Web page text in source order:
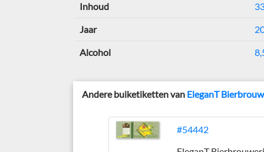
Inhoud
Jaar
Alcohol
Andere buiketiketten van EleganT
#54442